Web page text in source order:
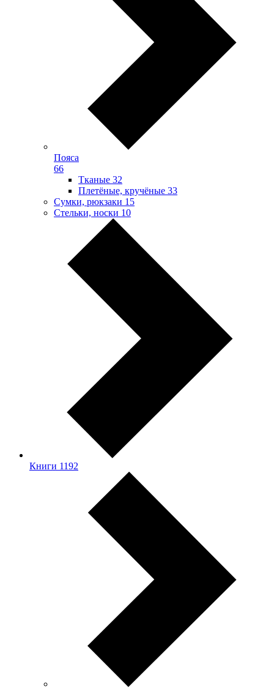
Пояса
66
Тканые 32
Плетёные, кручёные 33
Сумки, рюкзаки 15
Стельки, носки 10
Книги 1192